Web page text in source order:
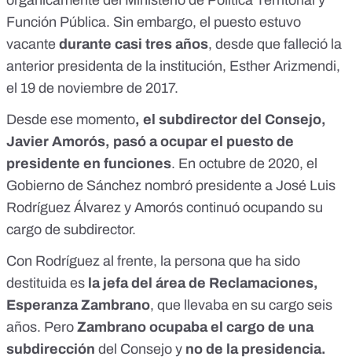
Función Pública. Sin embargo, el puesto estuvo
vacante durante casi tres años, desde que falleció la
anterior presidenta de la institución, Esther Arizmendi,
el 19 de noviembre de 2017.
Desde ese momento, el subdirector del Consejo,
Javier Amorós, pasó a ocupar el puesto de
presidente en funciones. En octubre de 2020, el
Gobierno de Sánchez nombró presidente a José Luis
Rodríguez Álvarez y Amorós continuó ocupando su
cargo de subdirector.
Con Rodríguez al frente, la persona que ha sido
destituida es la jefa del área de Reclamaciones,
Esperanza Zambrano, que llevaba en su cargo seis
años. Pero Zambrano ocupaba el cargo de una
subdirección del Consejo y no de la presidencia.